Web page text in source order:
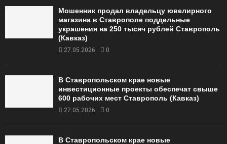
Мошенник продал владельцу ювелирного
магазина в Ставрополе поддельные
украшения на 250 тысяч рублей Ставрополь
(Кавказ)
27.05.2026 0
В Ставропольском крае новые
инвестиционные проекты обеспечат свыше
600 рабочих мест Ставрополь (Кавказ)
27.05.2026 0
В Ставропольском крае новые